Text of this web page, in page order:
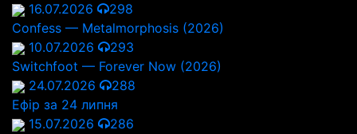
16.07.2026
298
Confess — Metalmorphosis (2026)
10.07.2026
293
Switchfoot — Forever Now (2026)
24.07.2026
288
Ефір за 24 липня
15.07.2026
286